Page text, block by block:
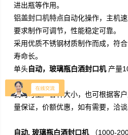
进出瓶等作用。
铝盖封口机特点自动化操作，主机
要求制作可调节，性能稳定可靠。
采用优质不锈钢材质制作而成，符
寿命长。
单头自动，玻璃瓶白酒封口机产量
我司可生产各种大小，也可根据客
量保证，价额优惠，如有需要，洽谈
自动, 玻璃瓶白酒封口机 （1000-